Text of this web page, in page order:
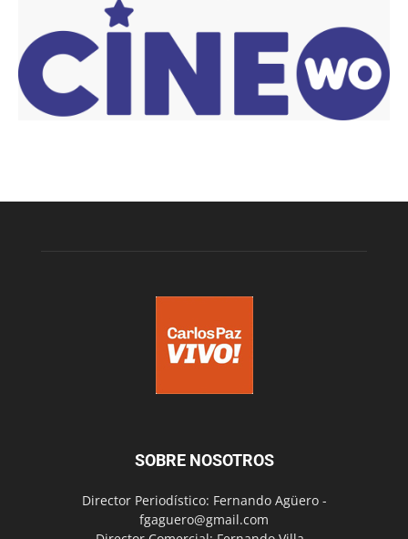
SOBRE NOSOTROS
Director Periodístico: Fernando Agüero -
fgaguero@gmail.com